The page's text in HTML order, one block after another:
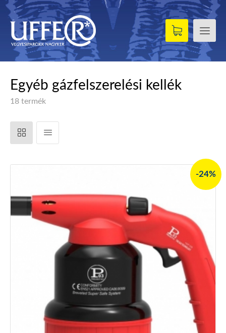
Egyéb gázfelszerelési kellék
18 termék
-24%